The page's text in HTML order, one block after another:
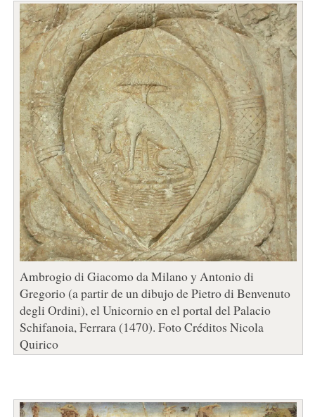
Ambrogio di Giacomo da Milano y Antonio di
Gregorio (a partir de un dibujo de Pietro di Benvenuto
degli Ordini), el Unicornio en el portal del Palacio
Schifanoia, Ferrara (1470). Foto Créditos Nicola
Quirico